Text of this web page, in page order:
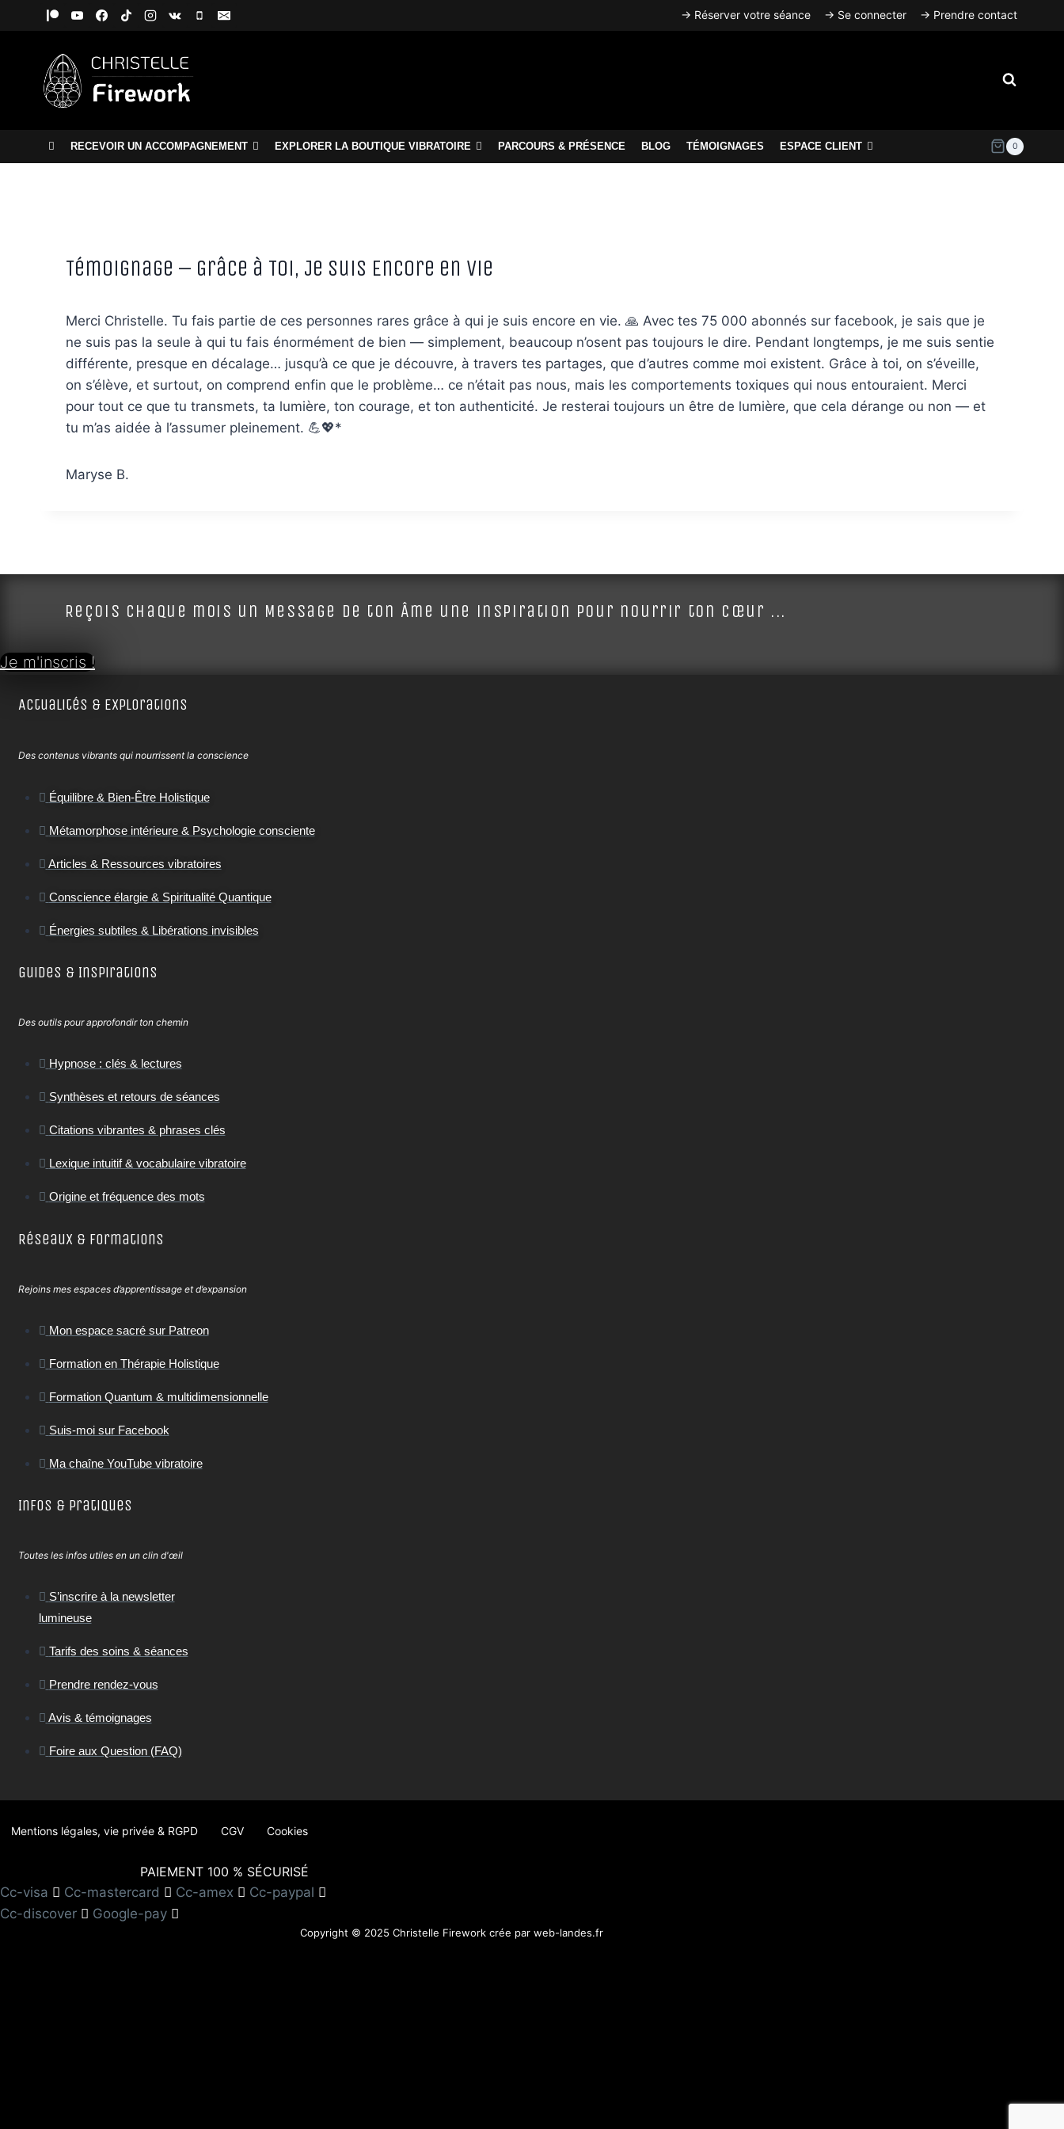
→ Réserver votre séance → Se connecter → Prendre contact
RECEVOIR UN ACCOMPAGNEMENT EXPLORER LA BOUTIQUE VIBRATOIRE PARCOURS & PRÉSENCE BLOG TÉMOIGNAGES ESPACE CLIENT 0
Témoignage – Grâce à Toi, Je Suis Encore en Vie
Merci Christelle. Tu fais partie de ces personnes rares grâce à qui je suis encore en vie. 🙏 Avec tes 75 000 abonnés sur facebook, je sais que je
ne suis pas la seule à qui tu fais énormément de bien — simplement, beaucoup n’osent pas toujours le dire. Pendant longtemps, je me suis sentie
différente, presque en décalage… jusqu’à ce que je découvre, à travers tes partages, que d’autres comme moi existent. Grâce à toi, on s’éveille,
on s’élève, et surtout, on comprend enfin que le problème… ce n’était pas nous, mais les comportements toxiques qui nous entouraient. Merci
pour tout ce que tu transmets, ta lumière, ton courage, et ton authenticité. Je resterai toujours un être de lumière, que cela dérange ou non — et
tu m’as aidée à l’assumer pleinement. 💪💖*
Maryse B.
Reçois chaque mois un Message de ton Âme une inspiration pour nourrir ton cœur ...
Je m'inscris !
Actualités & Explorations
Des contenus vibrants qui nourrissent la conscience
Équilibre & Bien-Être Holistique
Métamorphose intérieure & Psychologie consciente
Articles & Ressources vibratoires
Conscience élargie & Spiritualité Quantique
Énergies subtiles & Libérations invisibles
Guides & Inspirations
Des outils pour approfondir ton chemin
Hypnose : clés & lectures
Synthèses et retours de séances
Citations vibrantes & phrases clés
Lexique intuitif & vocabulaire vibratoire
Origine et fréquence des mots
Réseaux & Formations
Rejoins mes espaces d’apprentissage et d’expansion
Mon espace sacré sur Patreon
Formation en Thérapie Holistique
Formation Quantum & multidimensionnelle
Suis-moi sur Facebook
Ma chaîne YouTube vibratoire
Infos & Pratiques
Toutes les infos utiles en un clin d'œil
S’inscrire à la newsletter
lumineuse
Tarifs des soins & séances
Prendre rendez-vous
Avis & témoignages
Foire aux Question (FAQ)
Mentions légales, vie privée & RGPD CGV Cookies
PAIEMENT 100 % SÉCURISÉ
Cc-visa
Cc-mastercard Cc-amex
Cc-paypal
Cc-discover
Google-pay
Copyright © 2025 Christelle Firework crée par web-landes.fr